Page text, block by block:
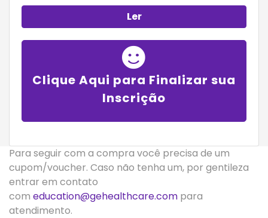
Ler
Clique Aqui para Finalizar sua
Inscrição
Para seguir com a compra você precisa de um
cupom/voucher. Caso não tenha um, por gentileza
entrar em contato
com education@gehealthcare.com para
atendimento.